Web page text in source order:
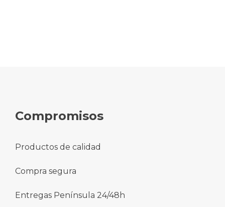
Compromisos
Productos de calidad
Compra segura
Entregas Península 24/48h